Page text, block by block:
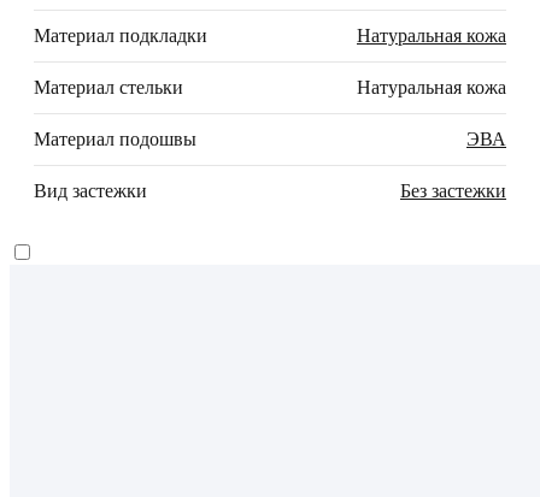
Материал подкладки Натуральная кожа
Материал стельки Натуральная кожа
Материал подошвы ЭВА
Вид застежки Без застежки